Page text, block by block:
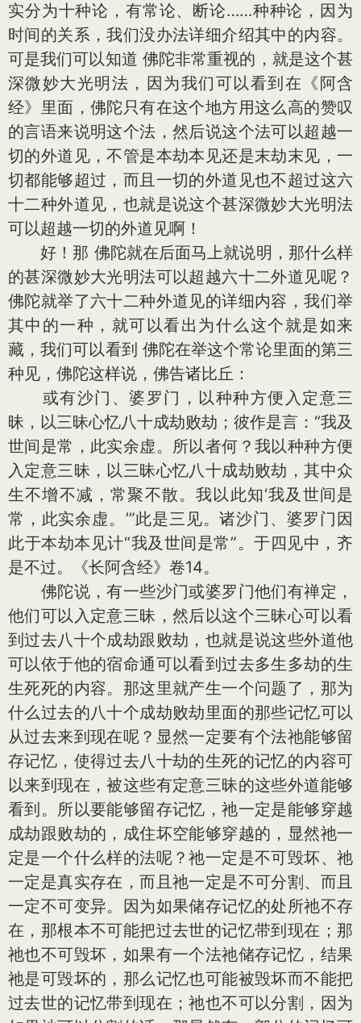
实分为十种论，有常论、断论……种种论，因为
时间的关系，我们没办法详细介绍其中的内容。
可是我们可以知道 佛陀非常重视的，就是这个甚
深微妙大光明法，因为我们可以看到在《阿含
经》里面，佛陀只有在这个地方用这么高的赞叹
的言语来说明这个法，然后说这个法可以超越一
切的外道见，不管是本劫本见还是末劫末见，一
切都能够超过，而且一切的外道见也不超过这六
十二种外道见，也就是说这个甚深微妙大光明法
可以超越一切的外道见啊！
好！那 佛陀就在后面马上就说明，那什么样
的甚深微妙大光明法可以超越六十二外道见呢？
佛陀就举了六十二种外道见的详细内容，我们举
其中的一种，就可以看出为什么这个就是如来
藏，我们可以看到 佛陀在举这个常论里面的第三
种见，佛陀这样说，佛告诸比丘：
或有沙门、婆罗门，以种种方便入定意三
昧，以三昧心忆八十成劫败劫；彼作是言：“我及
世间是常，此实余虚。所以者何？我以种种方便
入定意三昧，以三昧心忆八十成劫败劫，其中众
生不增不减，常聚不散。我以此知‘我及世间是
常，此实余虚。’”此是三见。诸沙门、婆罗门因
此于本劫本见计“我及世间是常”。于四见中，齐
是不过。《长阿含经》卷14。
佛陀说，有一些沙门或婆罗门他们有禅定，
他们可以入定意三昧，然后以这个三昧心可以看
到过去八十个成劫跟败劫，也就是说这些外道他
可以依于他的宿命通可以看到过去多生多劫的生
生死死的内容。那这里就产生一个问题了，那为
什么过去的八十个成劫败劫里面的那些记忆可以
从过去来到现在呢？显然一定要有个法祂能够留
存记忆，使得过去八十劫的生死的记忆的内容可
以来到现在，被这些有定意三昧的这些外道能够
看到。所以要能够留存记忆，祂一定是能够穿越
成劫跟败劫的，成住坏空能够穿越的，显然祂一
定是一个什么样的法呢？祂一定是不可毁坏、祂
一定是真实存在，而且祂一定是不可分割、而且
一定不可变异。因为如果储存记忆的处所祂不存
在，那根本不可能把过去世的记忆带到现在；那
祂也不可毁坏，如果有一个法祂储存记忆，结果
祂是可毁坏的，那么记忆也可能被毁坏而不能把
过去世的记忆带到现在；祂也不可以分割，因为